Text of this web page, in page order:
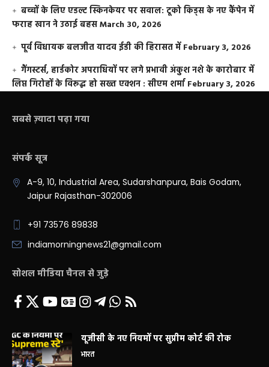
बच्चों के लिए एडल्ट स्किनकेयर पर सवाल: टूको किड्स के नए कैंपेन में
फराह खान ने उठाई बहसMarch 30, 2026
पूर्व विधायक बलजीत यादव ईडी की हिरासत में February 3, 2026
गैंगस्टर्स, हार्डकोर अपराधियों पर लगे प्रभावी अंकुश नशे के कारोबार में
लिप्त गिरोहों के विरूद्ध हो सख्त एक्शन : सीएम शर्मा February 3, 2026
सबसे ज़्यादा पढ़ा गया
संपर्क सूत्र
A-9, 10, Industrial Area, Sudarshanpura, Bais Godam,
Jaipur Rajasthan-302006
+91 73576 89838
indiamorningnews21@gmail.com
सोशल मीडिया चैनल से जुड़े
यूजीसी के नए नियमों पर सुप्रीम कोर्ट की रोक
भारत